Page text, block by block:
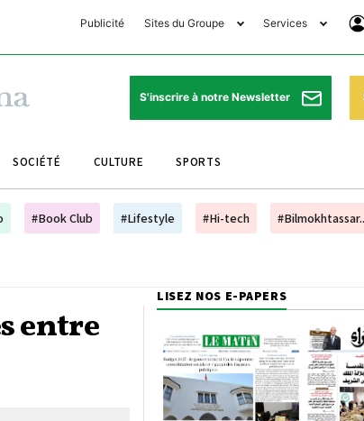
Publicité Sites du Groupe
Club Avantages
Le Matin Sports
Le Matin Store
Le Matin Annonces
Morocco Today Forum
Bookclub
Services
Horaires de prières
Pharmacies de garde
Programme TV
Cinéma
Se
S'inscrire à notre Newsletter
SOCIÉTÉ CULTURE SPORTS
#Book Club #Lifestyle #Hi-tech
entre
LISEZ NOS E-PAPERS